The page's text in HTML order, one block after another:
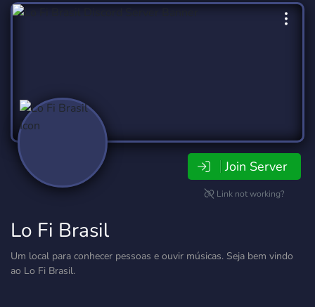
Join Server
Link not working?
Lo Fi Brasil
Um local para conhecer pessoas e ouvir músicas. Seja bem vindo
ao Lo Fi Brasil.